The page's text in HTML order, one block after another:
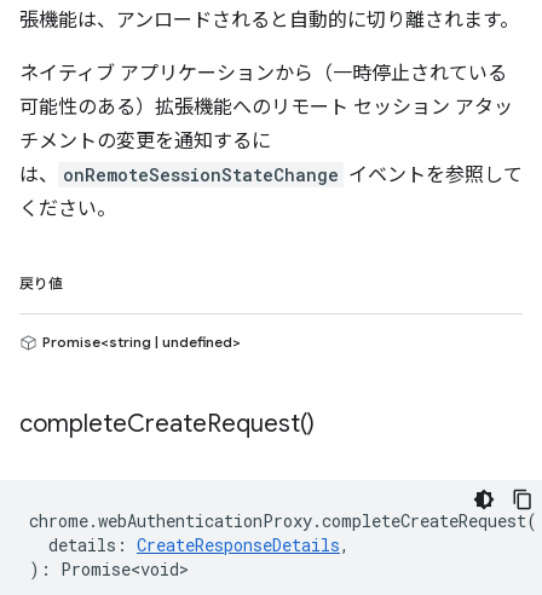
張機能は、アンロードされると自動的に切り離されます。
ネイティブ アプリケーションから（一時停止されている
可能性のある）拡張機能へのリモート セッション アタッ
チメントの変更を通知するに
は、
onRemoteSessionStateChange イベントを参照して
ください。
戻り値
Promise<string | undefined>
completeCreateRequest()
chrome.webAuthenticationProxy.completeCreateRequest(
details : CreateResponseDetails,
) : Promise<void>